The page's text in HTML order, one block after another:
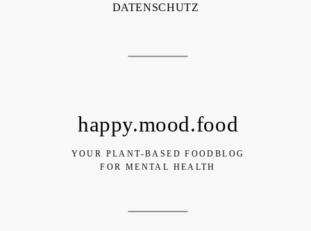
happy.mood.food
DATENSCHUTZ
YOUR PLANT-BASED FOODBLOG
FOR MENTAL HEALTH